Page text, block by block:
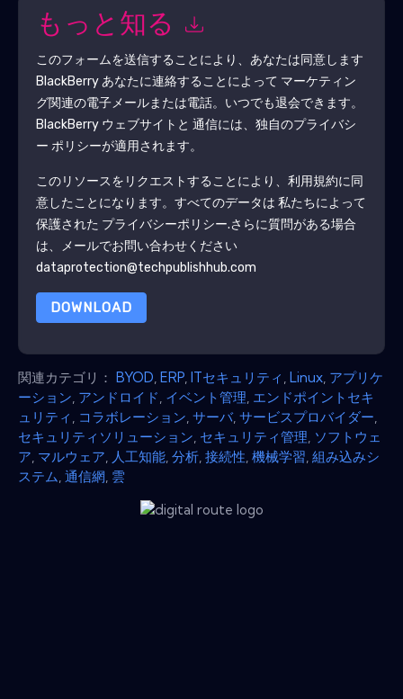
もっと知る
このフォームを送信することにより、あなたは同意します
BlackBerryあなたに連絡することによって マーケティン
グ関連の電子メールまたは電話。いつでも退会できます。
BlackBerryウェブサイトと 通信には、独自のプライバシ
ー ポリシーが適用されます。
このリソースをリクエストすることにより、利用規約に同
意したことになります。すべてのデータは 私たちによって
保護された プライバシーポリシー.さらに質問がある場合
は、メールでお問い合わせください
dataprotection@techpublishhub.com
DOWNLOAD
関連カテゴリ： BYOD ERP ITセキュリティ Linux アプリケ
ーション アンドロイド イベント管理 エンドポイントセキ
ュリティ
コラボレーション サーバ, サービスプロバイダー
セキュリティソリューション セキュリティ管理 ソフトウェ
ア マルウェア 人工知能 分析 接続性 機械学習 組み込みシ
ステム 通信網 雲